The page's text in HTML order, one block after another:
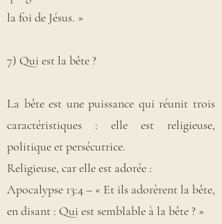
la foi de Jésus. »
7) Qui est la bête ?
La bête est une puissance qui réunit trois
caractéristiques : elle est religieuse,
politique et persécutrice.
Religieuse, car elle est adorée :
Apocalypse 13:4 – « Et ils adorèrent la bête,
en disant : Qui est semblable à la bête ? »